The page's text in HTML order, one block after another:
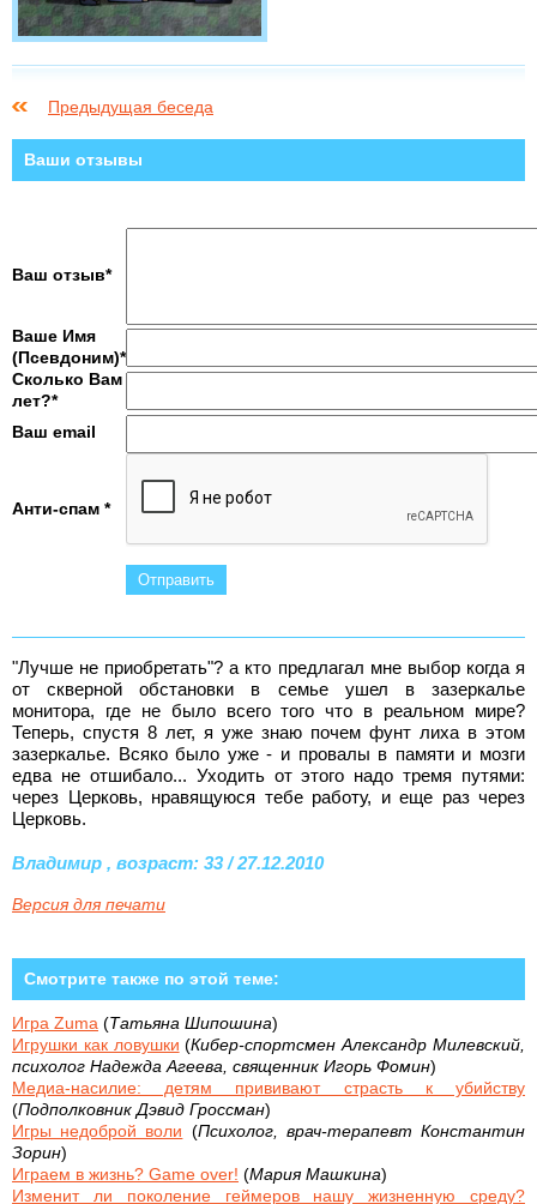
Предыдущая беседа
Ваши отзывы
Ваш отзыв*
Ваше Имя
(Псевдоним)*
Сколько Вам
лет?*
Ваш email
Анти-спам *
"Лучше не приобретать"? а кто предлагал мне выбор когда я
от скверной обстановки в семье ушел в зазеркалье
монитора, где не было всего того что в реальном мире?
Теперь, спустя 8 лет, я уже знаю почем фунт лиха в этом
зазеркалье. Всяко было уже - и провалы в памяти и мозги
едва не отшибало... Уходить от этого надо тремя путями:
через Церковь, нравящуюся тебе работу, и еще раз через
Церковь.
Владимир , возраст: 33 / 27.12.2010
Версия для печати
Смотрите также по этой теме:
Игра Zuma (Татьяна Шипошина)
Игрушки как ловушки (Кибер-спортсмен Александр Милевский,
психолог Надежда Агеева, священник Игорь Фомин)
Медиа-насилие: детям прививают страсть к убийству
(Подполковник Дэвид Гроссман)
Игры недоброй воли (Психолог, врач-терапевт Константин
Зорин)
Играем в жизнь? Game over! (Мария Машкина)
Изменит ли поколение геймеров нашу жизненную среду?